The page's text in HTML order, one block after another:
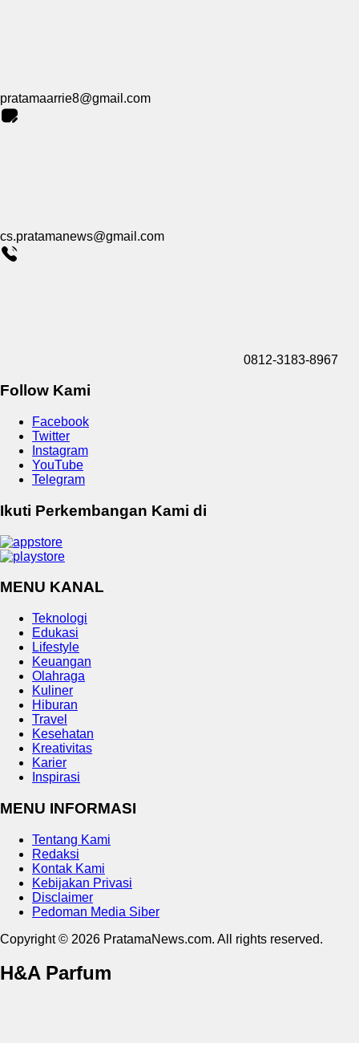
pratamaarrie8@gmail.com
cs.pratamanews@gmail.com
0812-3183-8967
Follow Kami
Facebook
Twitter
Instagram
YouTube
Telegram
Ikuti Perkembangan Kami di
MENU KANAL
Teknologi
Edukasi
Lifestyle
Keuangan
Olahraga
Kuliner
Hiburan
Travel
Kesehatan
Kreativitas
Karier
Inspirasi
MENU INFORMASI
Tentang Kami
Redaksi
Kontak Kami
Kebijakan Privasi
Disclaimer
Pedoman Media Siber
Copyright © 2026 PratamaNews.com. All rights reserved.
H&A Parfum